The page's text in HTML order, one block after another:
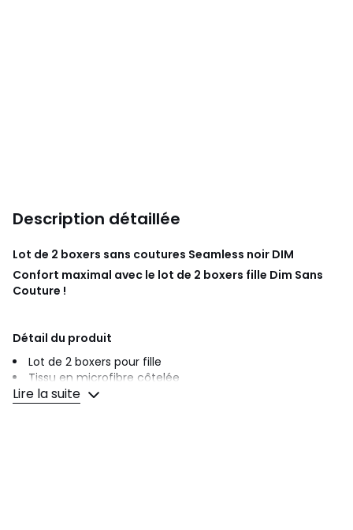
Description détaillée
Lot de 2 boxers sans coutures Seamless noir DIM
Confort maximal avec le lot de 2 boxers fille Dim Sans
Couture !
Détail du produit
Lot de 2 boxers pour fille
Tissu en microfibre côtelée
Forme boxer plus couvrante
Lire la suite